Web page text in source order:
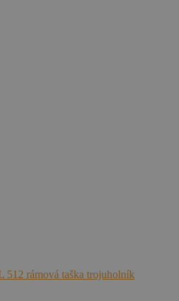
512 rámová taška trojuholník